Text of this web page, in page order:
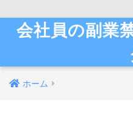
会社員の副業
ホーム